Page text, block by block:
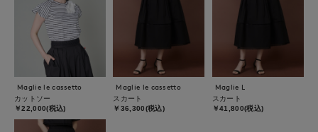
Maglie le cassetto
カットソー
￥22,000(税込)
Maglie le cassetto
スカート
￥36,300(税込)
Maglie L
スカート
￥41,800(税込)